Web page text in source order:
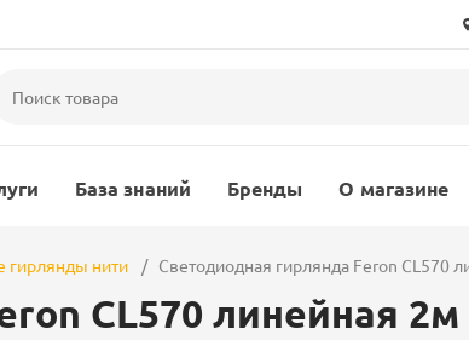
База знаний Бренды О магазине
гирлянды нити Светодиодная гирлянда Feron CL570
CL570 линейная